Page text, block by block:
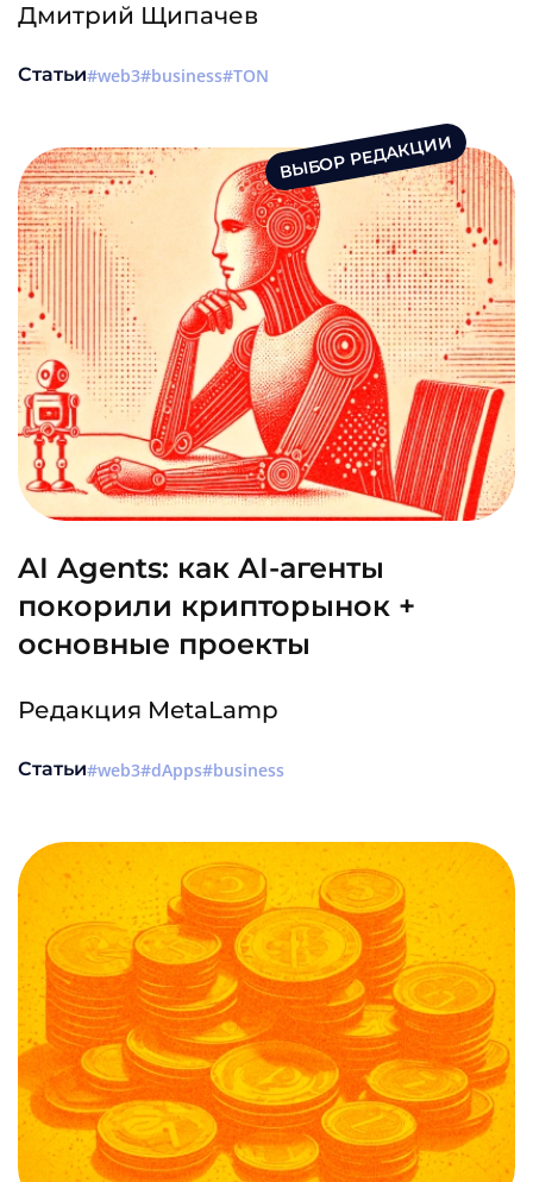
Дмитрий Щипачев
Статьи web3 business TON
ВЫБОР РЕДАКЦИИ
AI Agents: как AI-агенты
покорили крипторынок +
основные проекты
Редакция MetaLamp
Статьи web3 dApps business